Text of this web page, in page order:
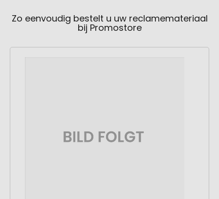
Zo eenvoudig bestelt u uw reclamemateriaal
bij Promostore